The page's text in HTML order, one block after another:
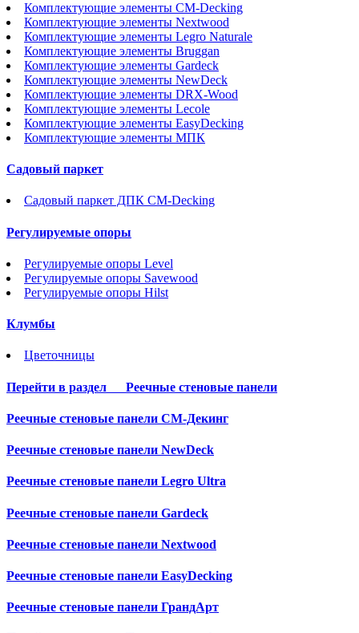
Комплектующие элементы CM-Decking
Комплектующие элементы Nextwood
Комплектующие элементы Legro Naturale
Комплектующие элементы Bruggan
Комплектующие элементы Gardeck
Комплектующие элементы NewDeck
Комплектующие элементы DRX-Wood
Комплектующие элементы Lecole
Комплектующие элементы EasyDecking
Комплектующие элементы МПК
Садовый паркет
Садовый паркет ДПК CM-Decking
Регулируемые опоры
Регулируемые опоры Level
Регулируемые опоры Savewood
Регулируемые опоры Hilst
Клумбы
Цветочницы
Перейти в раздел Реечные стеновые панели
Реечные стеновые панели СМ-Декинг
Реечные стеновые панели NewDeck
Реечные стеновые панели Legro Ultra
Реечные стеновые панели Gardeck
Реечные стеновые панели Nextwood
Реечные стеновые панели EasyDecking
Реечные стеновые панели ГрандАрт